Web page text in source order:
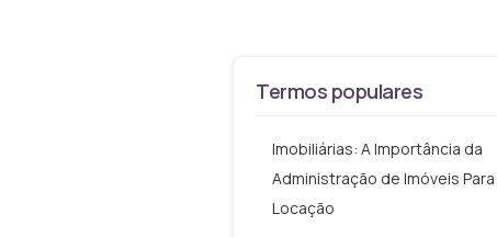
Termos populares
Imobiliárias: A Importância da
Administração de Imóveis Para
Locação